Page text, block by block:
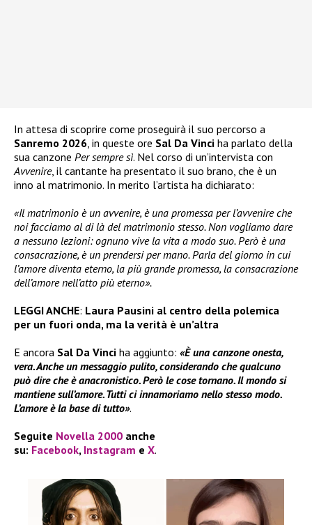
In attesa di scoprire come proseguirà il suo percorso a
Sanremo 2026 , in queste ore Sal Da Vinci ha parlato della
sua canzone Per sempre sì. Nel corso di un’intervista con
Avvenire, il cantante ha presentato il suo brano, che è un
inno al matrimonio. In merito l’artista ha dichiarato:
«Il matrimonio è un avvenire, è una promessa per l’avvenire che
noi facciamo al di là del matrimonio stesso. Non vogliamo dare
a nessuno lezioni: ognuno vive la vita a modo suo. Però è una
consacrazione, è un prendersi per mano. Parla del giorno in cui
l’amore diventa eterno, la più grande promessa, la consacrazione
dell’amore nell’atto più eterno».
LEGGI ANCHE: Laura Pausini al centro della polemica
per un fuori onda, ma la verità è un’altra
E ancora Sal Da Vinci ha aggiunto: «È una canzone onesta,
vera. Anche un messaggio pulito, considerando che qualcuno
può dire che è anacronistico. Però le cose tornano. Il mondo si
mantiene sull’amore. Tutti ci innamoriamo nello stesso modo.
L’amore è la base di tutto».
Seguite Novella 2000 anche
su: Facebook, Instagram e X.